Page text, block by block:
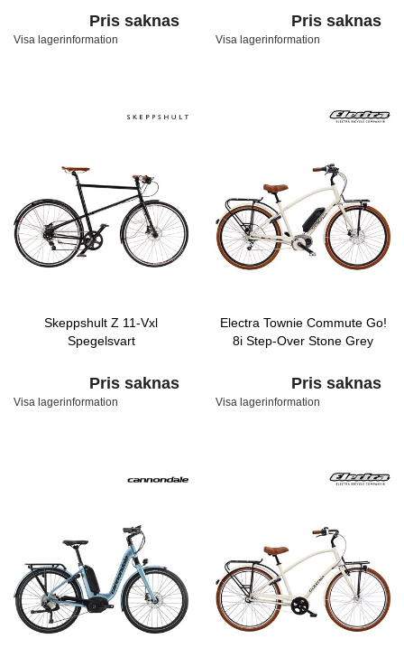
Pris saknas
Visa lagerinformation
Pris saknas
Visa lagerinformation
Skeppshult Z 11-Vxl
Spegelsvart
Pris saknas
Visa lagerinformation
Electra Townie Commute Go!
8i Step-Over Stone Grey
Pris saknas
Visa lagerinformation